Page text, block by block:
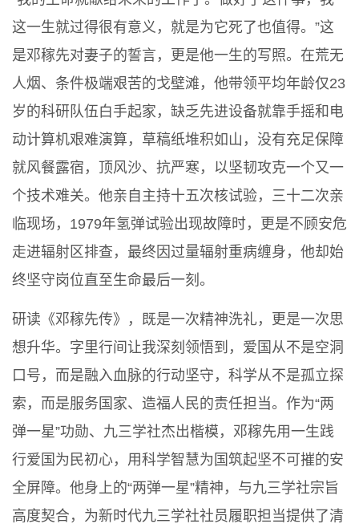
这一生就过得很有意义，就是为它死了也值得。”这
是邓稼先对妻子的誓言，更是他一生的写照。在荒无
人烟、条件极端艰苦的戈壁滩，他带领平均年龄仅23
岁的科研队伍白手起家，缺乏先进设备就靠手摇和电
动计算机艰难演算，草稿纸堆积如山，没有充足保障
就风餐露宿，顶风沙、抗严寒，以坚韧攻克一个又一
个技术难关。他亲自主持十五次核试验，三十二次亲
临现场，1979年氢弹试验出现故障时，更是不顾安危
走进辐射区排查，最终因过量辐射重病缠身，他却始
终坚守岗位直至生命最后一刻。
研读《邓稼先传》，既是一次精神洗礼，更是一次思
想升华。字里行间让我深刻领悟到，爱国从不是空洞
口号，而是融入血脉的行动坚守，科学从不是孤立探
索，而是服务国家、造福人民的责任担当。作为“两
弹一星”功勋、九三学社杰出楷模，邓稼先用一生践
行爱国为民初心，用科学智慧为国筑起坚不可摧的安
全屏障。他身上的“两弹一星”精神，与九三学社宗旨
高度契合，为新时代九三学社社员履职担当提供了清